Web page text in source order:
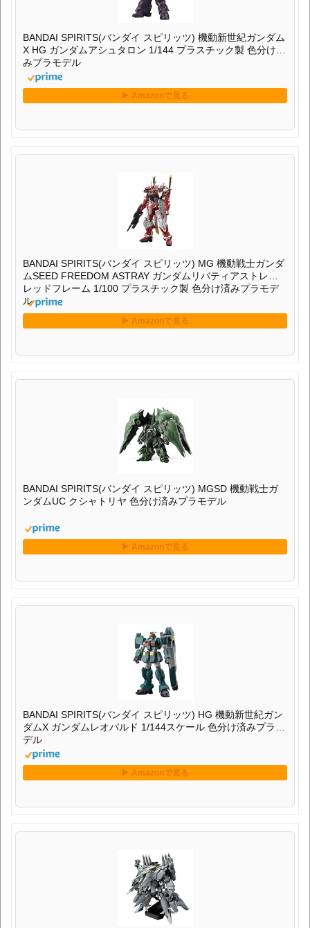
BANDAI SPIRITS(バンダイ スピリッツ) 機動新世紀ガンダム
X HG ガンダムアシュタロン 1/144 プラスチック製 色分け済
みプラモデル
BANDAI SPIRITS(バンダイ スピリッツ) MG 機動戦士ガンダ
ムSEED FREEDOM ASTRAY ガンダムリバティアストレイ
レッドフレーム 1/100 プラスチック製 色分け済みプラモデ
ル
BANDAI SPIRITS(バンダイ スピリッツ) MGSD 機動戦士ガ
ンダムUC クシャトリヤ 色分け済みプラモデル
BANDAI SPIRITS(バンダイ スピリッツ) HG 機動新世紀ガン
ダムX ガンダムレオパルド 1/144スケール 色分け済みプラモ
デル